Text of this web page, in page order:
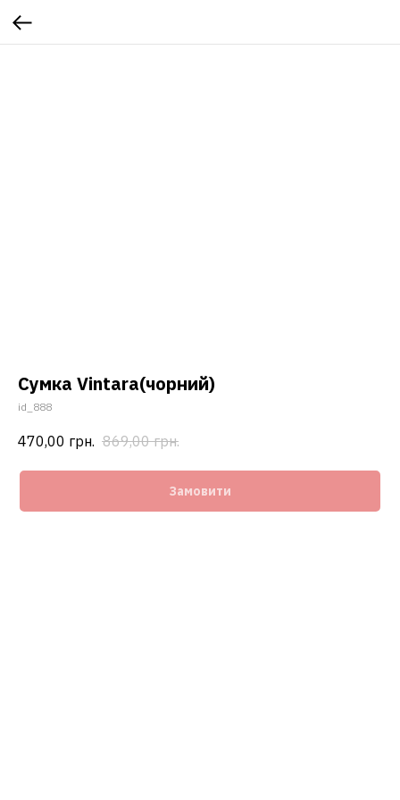
Сумка Vintara(чорний)
id_888
470,00 грн. 869,00 грн.
Замовити